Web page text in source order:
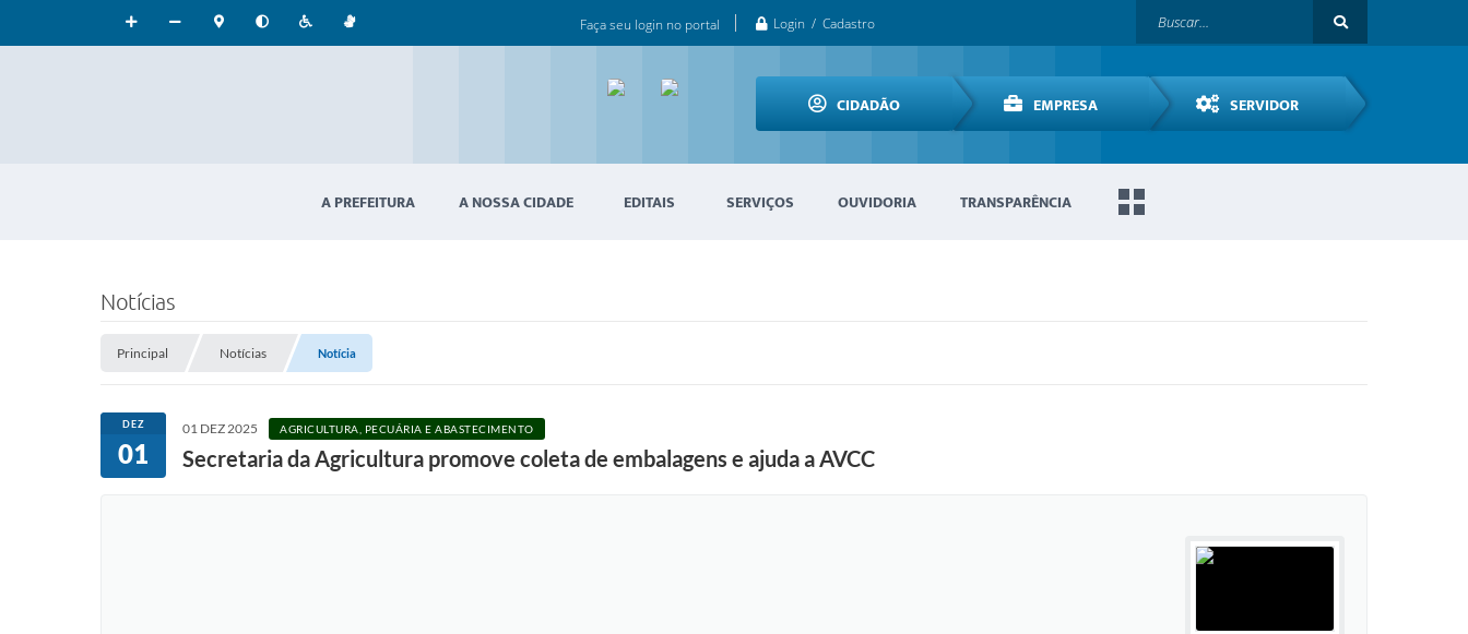
Faça seu login no portal Login / Cadastro
CIDADÃO EMPRESA SERVIDOR
A PREFEITURA A NOSSA CIDADE EDITAIS SERVIÇOS OUVIDORIA TRANSPARÊNCIA
Notícias
Principal Notícias Notícia
DEZ
01
01 DEZ 2025 AGRICULTURA, PECUÁRIA E ABASTECIMENTO
Secretaria da Agricultura promove coleta de embalagens e ajuda a AVCC